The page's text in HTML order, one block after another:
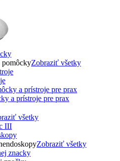
pomôckyZobraziť všetky
a prístroje pre prax
všetky
Zobraziť všetky